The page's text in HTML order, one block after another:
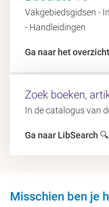
Vakgebiedsgidsen -
- Handleidingen
Ga naar het overzicht
Zoek boeken,
In de catalogus van
Ga naar LibSearch 🔍
Misschien ben je